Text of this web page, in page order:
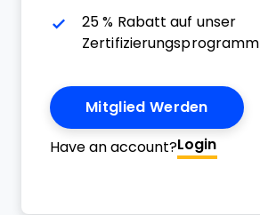
25 % Rabatt auf unser
Zertifizierungsprogramm
Mitglied Werden
Have an account?Login